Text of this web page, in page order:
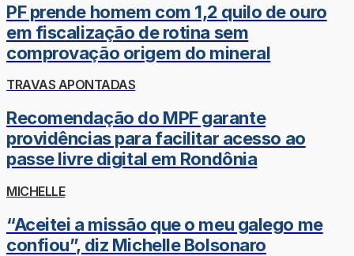
PF prende homem com 1,2 quilo de ouro
em fiscalização de rotina sem
comprovação origem do mineral
TRAVAS APONTADAS
Recomendação do MPF garante
providências para facilitar acesso ao
passe livre digital em Rondônia
MICHELLE
“Aceitei a missão que o meu galego me
confiou”, diz Michelle Bolsonaro